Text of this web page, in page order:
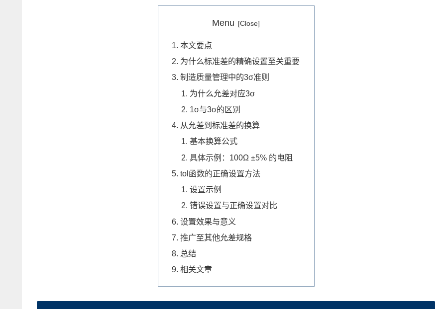
Menu
本文要点
为什么标准差的精确设置至关重要
制造质量管理中的3σ准则
为什么允差对应3σ
1σ与3σ的区别
从允差到标准差的换算
基本换算公式
具体示例：100Ω ±5% 的电阻
tol函数的正确设置方法
设置示例
错误设置与正确设置对比
设置效果与意义
推广至其他允差规格
总结
相关文章